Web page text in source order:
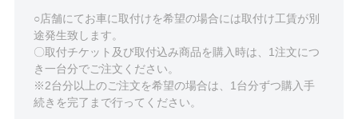
○店舗にてお車に取付けを希望の場合には取付け工賃が別
途発生致します。
〇取付チケット及び取付込み商品を購入時は、1注文につ
き一台分でご注文ください。
※2台分以上のご注文を希望の場合は、1台分ずつ購入手
続きを完了まで行ってください。